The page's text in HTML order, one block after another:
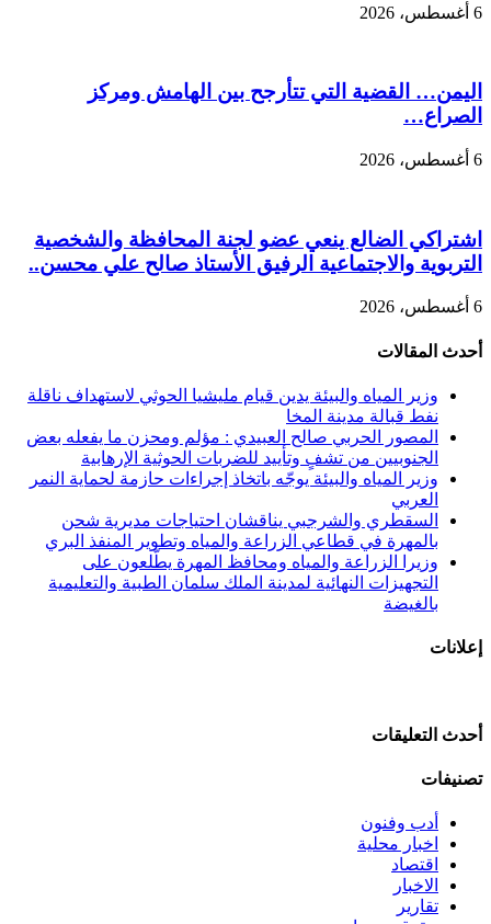
6 أغسطس، 2026
اليمن… القضية التي تتأرجح بين الهامش ومركز
الصراع…
6 أغسطس، 2026
اشتراكي الضالع ينعي عضو لجنة المحافظة والشخصية
التربوية والاجتماعية الرفيق الأستاذ صالح علي محسن..
6 أغسطس، 2026
أحدث المقالات
وزير المياه والبيئة يدين قيام مليشيا الحوثي لاستهداف ناقلة
نفط قبالة مدينة المخا
المصور الحربي صالح العبيدي : مؤلم ومحزن ما يفعله بعض
الجنوبيين من تشفٍ وتأييد للضربات الحوثية الإرهابية
وزير المياه والبيئة يوجّه باتخاذ إجراءات حازمة لحماية النمر
العربي
السقطري والشرجبي يناقشان احتياجات مديرية شحن
بالمهرة في قطاعي الزراعة والمياه وتطوير المنفذ البري
وزيرا الزراعة والمياه ومحافظ المهرة يطّلعون على
التجهيزات النهائية لمدينة الملك سلمان الطبية والتعليمية
بالغيضة
إعلانات
أحدث التعليقات
تصنيفات
أدب وفنون
اخبار محلية
اقتصاد
الاخبار
تقارير